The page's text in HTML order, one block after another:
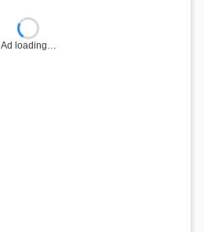
Ad loading…